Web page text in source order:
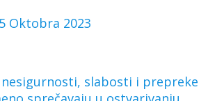
5 Oktobra 2023
nesigurnosti, slabosti i prepreke